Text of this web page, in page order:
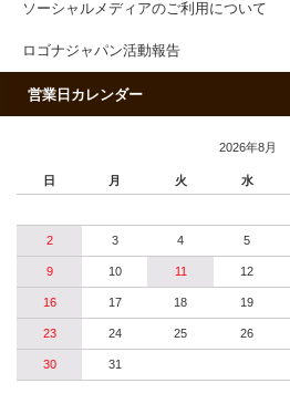
ソーシャルメディアのご利用について
ロゴナジャパン活動報告
営業日カレンダー
2026年8月
日 月 火 水
2 3 4 5
9 10 11 12
16 17 18 19
23 24 25 26
30 31